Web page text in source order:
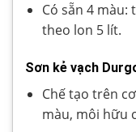
Có sẵn 4 màu:
theo lon 5 lít.
Sơn kẻ vạch
Chế tạo trên
màu, môi hữu